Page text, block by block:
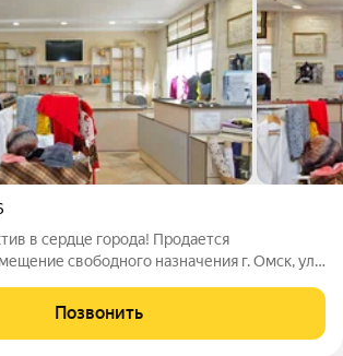
в сердце города! Продается
свободного назначения г. Омск, ул.
жилой комплекс. Общая площадь 153.6
Позвонить